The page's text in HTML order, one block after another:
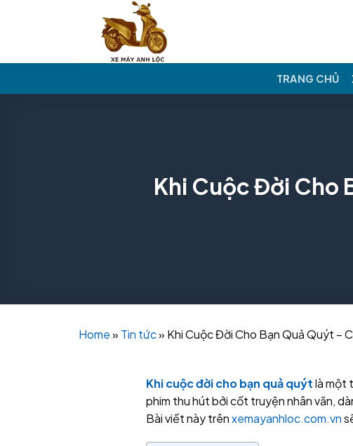
TRANG CHỦ
Khi Cuộc Đời Cho
Home» Tin tức» Khi Cuộc Đời Cho Bạn Quả Quýt –
Khi cuộc đời cho bạn quả quýtlà một
phim thu hút bởi cốt truyện nhân văn,
Bài viết này trênxemayanhloc.com.vn